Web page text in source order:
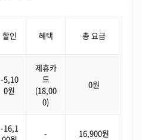
할인 혜택 총 요금
-5,10
0원
제휴카
드
(18,00
0)
0원
-16,1
- 16,900원